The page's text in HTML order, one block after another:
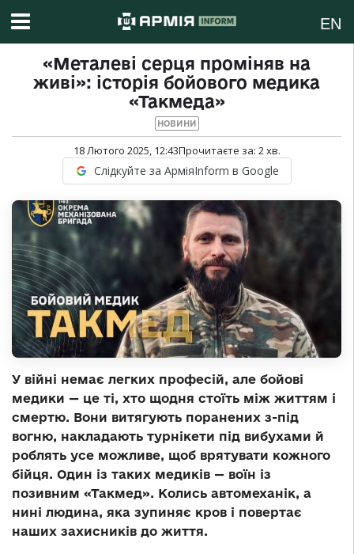
EN
«Металеві серця проміняв на
живі»: історія бойового медика
«Такмеда»
НОВИНИ
18 Лютого 2025, 12:43Прочитаєте за: 2хв.
Слідкуйте за АрміяInform в Google
У війні немає легких професій, але бойові
медики — це ті, хто щодня стоїть між життям і
смертю. Вони витягують поранених з-під
вогню, накладають турнікети під вибухами й
роблять усе можливе, щоб врятувати кожного
бійця. Один із таких медиків — воїн із
позивним «Такмед». Колись автомеханік, а
нині людина, яка зупиняє кров і повертає
наших захисників до життя.